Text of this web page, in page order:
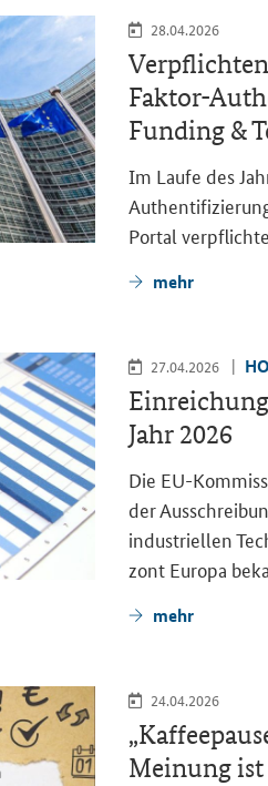
28.04.2026
Faktor-
Funding &
Im Laufe des
Portal
mehr
27.04.2026
Jahr 2026
Die EU-​
der
in­dus­tri­el­len
zont Eu­ro­pa
mehr
24.04.2026
Mei­nung